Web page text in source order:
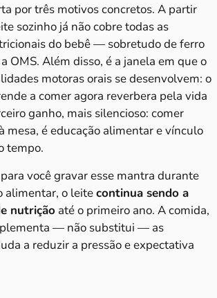
por três motivos concretos. A partir
sozinho já não cobre todas as
do bebê — sobretudo de ferro
OMS. Além disso, é a janela em que o
motoras orais se desenvolvem: o
a comer agora reverbera pela vida
ganho, mais silencioso: comer
mesa, é educação alimentar e vínculo
tempo.
você gravar esse mantra durante
alimentar, o leitecontinua sendo a
nutrição até o primeiro ano. A comida,
— não substitui — as
a reduzir a pressão e expectativa